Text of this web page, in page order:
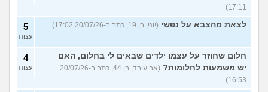
17:11)
לצאת מהצבא על נפשי (יוני, בן 19, כתב ב-20/07/26 17:02) 5
עצות
חלום שחוזר על עצמו ילדים שבאים לי בחלום, האם
יש משמעות לחלומות?
(אב עובד, בן 44, כתב ב-20/07/26
16:53)
4
עצות